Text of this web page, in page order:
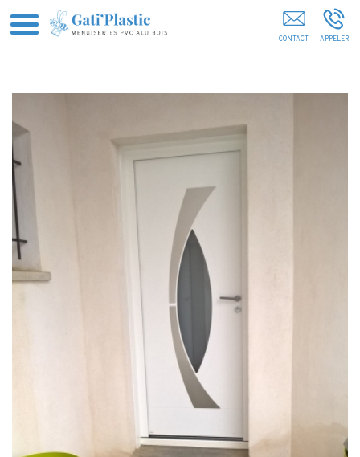
Gati'Plastic Menuiserie Hautes-Alpes